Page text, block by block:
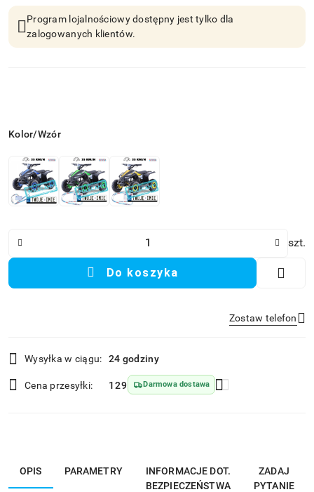
Program lojalnościowy dostępny jest tylko dla
zalogowanych klientów.
Wariant
Kolor/Wzór
szt.
Do koszyka
Zostaw telefon
Wyślij
i
dostawa
Wysyłka w ciągu: 24 godziny
Cena przesyłki: 129 Darmowa dostawa
OPIS PARAMETRY
INFORMACJE DOT.
BEZPIECZEŃSTWA
ZADAJ
PYTANIE